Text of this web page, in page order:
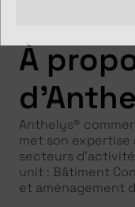
À
Anthelys®
met son
secteurs
unit : Bâtiment
et aménagement